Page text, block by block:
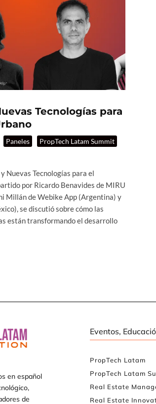
Tecnologías para
Paneles
PropTech Latam Summit
Nuevas Tecnologías para el
por Ricardo Benavides de MIRU
Millán de Webike App (Argentina) y
se discutió sobre cómo las
están transformando el desarrollo
en español
de
Eventos,
PropTech Latam
PropTech Latam
Real Estate
Real Estate